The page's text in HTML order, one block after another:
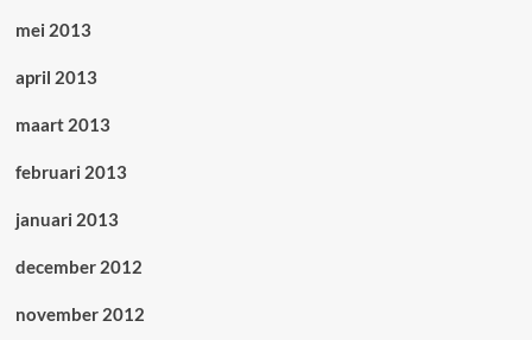
mei 2013
april 2013
maart 2013
februari 2013
januari 2013
december 2012
november 2012